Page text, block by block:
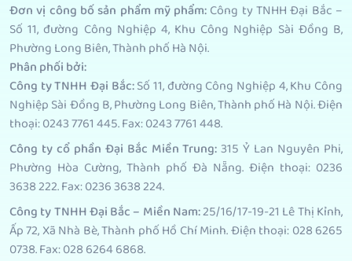
Đơn vị công bố sản phẩm mỹ phẩm: Công ty TNHH Đại Bắc –
Số 11, đường Công Nghiệp 4, Khu Công Nghiệp Sài Đồng B,
Phường Long Biên, Thành phố Hà Nội.
Phân phối bởi:
Công ty TNHH Đại Bắc:Số 11, đường Công Nghiệp 4, Khu Công
Nghiệp Sài Đồng B, Phường Long Biên, Thành phố Hà Nội. Điện
thoại: 0243 7761 445. Fax: 0243 7761 448.
Công ty cổ phần Đại Bắc Miền Trung: 315 Ỷ Lan Nguyên Phi,
Phường Hòa Cường, Thành phố Đà Nẵng. Điện thoại: 0236
3638 222. Fax: 0236 3638 224.
Công ty TNHH Đại Bắc – Miền Nam:25/16/17-19-21 Lê Thị Kỉnh,
Ấp 72, Xã Nhà Bè, Thành phố Hồ Chí Minh. Điện thoại: 028 6265
0738. Fax: 028 6264 6868.